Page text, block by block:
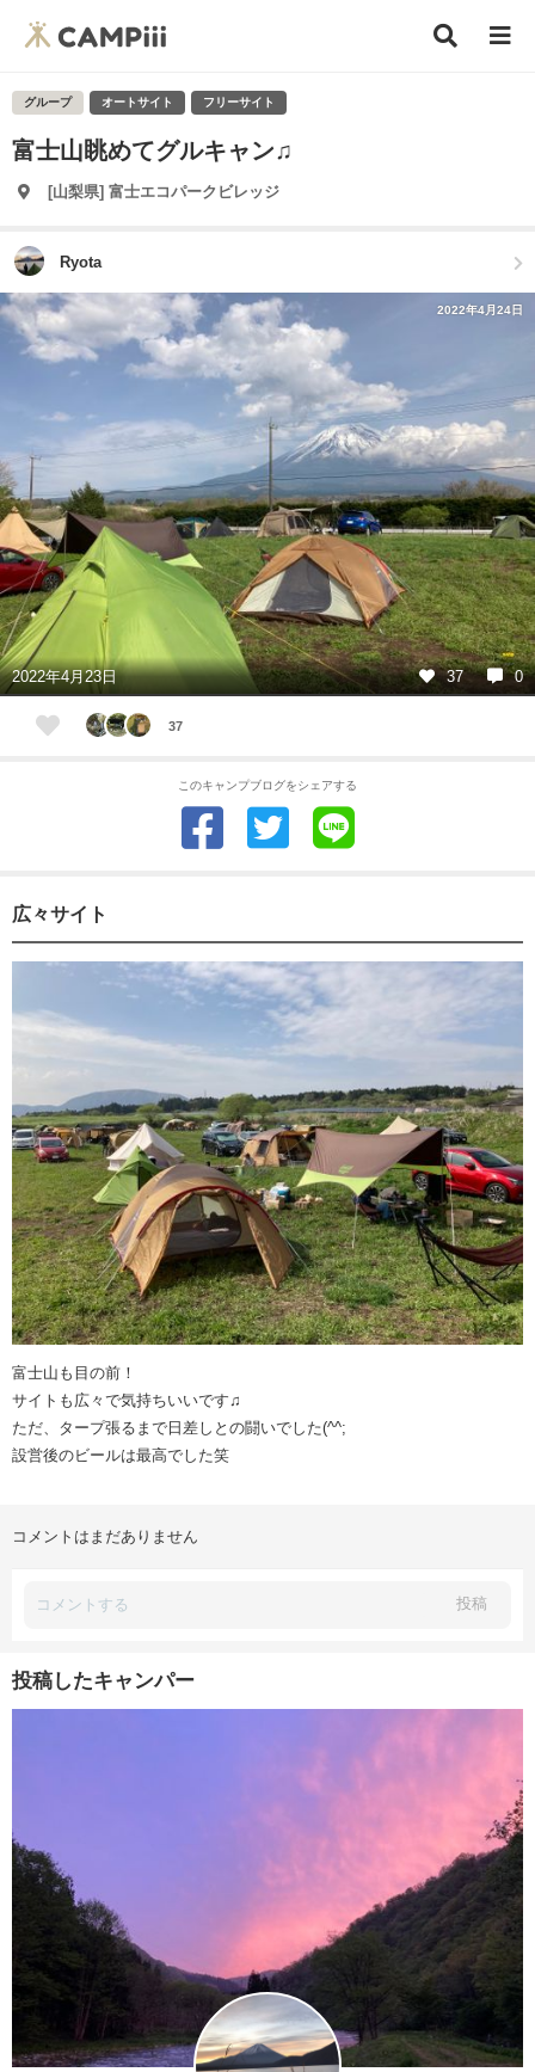
グループ オートサイト フリーサイト
富士山眺めてグルキャン♫
[山梨県] 富士エコパークビレッジ
Ryota
2022年4月24日
2022年4月23日 37 0
37
このキャンプブログをシェアする
広々サイト
富士山も目の前！
サイトも広々で気持ちいいです♫
ただ、タープ張るまで日差しとの闘いでした(^^;
設営後のビールは最高でした笑
コメントはまだありません
投稿
投稿したキャンパー